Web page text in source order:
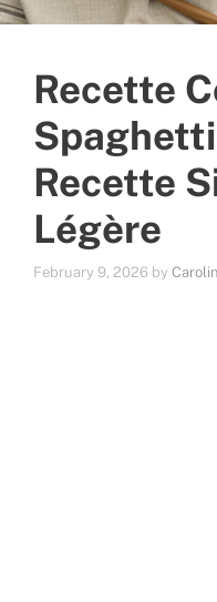
Recette
Recette
Légère
February 9, 2026 by